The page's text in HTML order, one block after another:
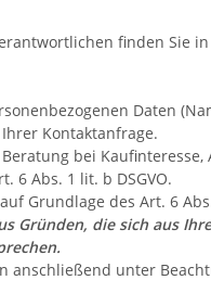
finden Sie
Daten
Kontaktanfrage.
bei
6 Abs. 1 lit. b DSGVO.
Grundlage des Art. 6
Gründen, die sich aus
unter